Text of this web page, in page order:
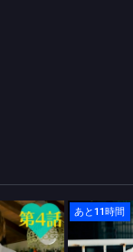
あと11時間